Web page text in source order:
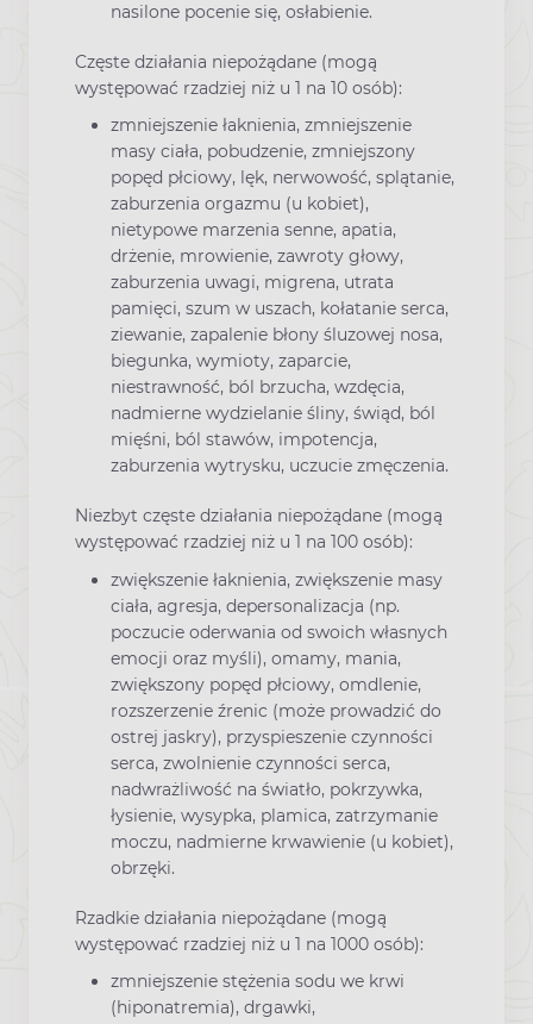
nasilone pocenie się, osłabienie.
Częste działania niepożądane (mogą
występować rzadziej niż u 1 na 10 osób):
zmniejszenie łaknienia, zmniejszenie
masy ciała, pobudzenie, zmniejszony
popęd płciowy, lęk, nerwowość, splątanie,
zaburzenia orgazmu (u kobiet),
nietypowe marzenia senne, apatia,
drżenie, mrowienie, zawroty głowy,
zaburzenia uwagi, migrena, utrata
pamięci, szum w uszach, kołatanie serca,
ziewanie, zapalenie błony śluzowej nosa,
biegunka, wymioty, zaparcie,
niestrawność, ból brzucha, wzdęcia,
nadmierne wydzielanie śliny, świąd, ból
mięśni, ból stawów, impotencja,
zaburzenia wytrysku, uczucie zmęczenia.
Niezbyt częste działania niepożądane (mogą
występować rzadziej niż u 1 na 100 osób):
zwiększenie łaknienia, zwiększenie masy
ciała, agresja, depersonalizacja (np.
poczucie oderwania od swoich własnych
emocji oraz myśli), omamy, mania,
zwiększony popęd płciowy, omdlenie,
rozszerzenie źrenic (może prowadzić do
ostrej jaskry), przyspieszenie czynności
serca, zwolnienie czynności serca,
nadwrażliwość na światło, pokrzywka,
łysienie, wysypka, plamica, zatrzymanie
moczu, nadmierne krwawienie (u kobiet),
obrzęki.
Rzadkie działania niepożądane (mogą
występować rzadziej niż u 1 na 1000 osób):
zmniejszenie stężenia sodu we krwi
(hiponatremia), drgawki,